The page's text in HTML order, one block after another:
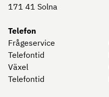
171 41 Solna
Telefon
Frågeservice
Telefontid
Växel
Telefontid